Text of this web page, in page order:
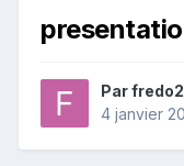
Par
4 janvier